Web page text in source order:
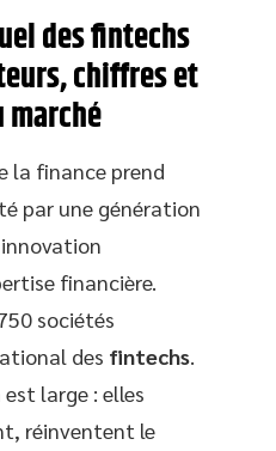
des fintechs
chiffres et
la finance prend
par une génération
financière.
sociétés
des fintechs
large : elles
réinventent le